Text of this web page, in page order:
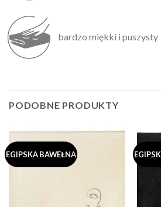
bardzo miękki i puszysty
PODOBNE PRODUKTY
EGIPSKA BAWEŁNA